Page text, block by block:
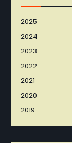
2025
2024
2023
2022
2021
2020
2019